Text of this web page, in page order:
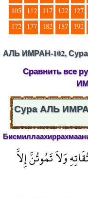
105
112 117 122 127
172
177 182 187 192
АЛЬ ИМРАН-102,
Сравнить все
Сура АЛЬ
وَلاَ تَمُوتُنَّ إِلاَّ